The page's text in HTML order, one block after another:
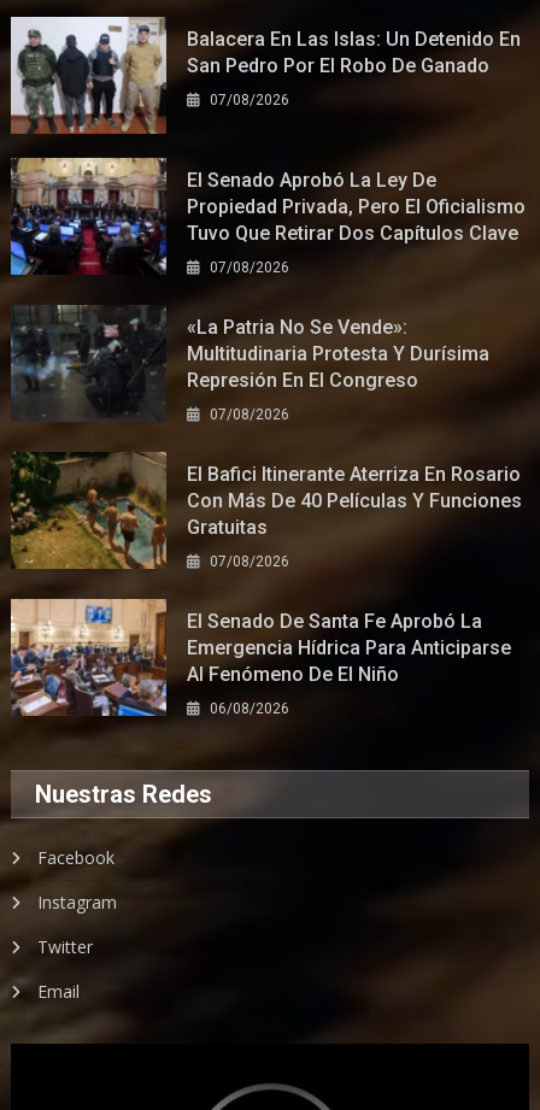
Balacera En Las Islas: Un Detenido En
San Pedro Por El Robo De Ganado
07/08/2026
El Senado Aprobó La Ley De
Propiedad Privada, Pero El Oficialismo
Tuvo Que Retirar Dos Capítulos Clave
07/08/2026
«La Patria No Se Vende»:
Multitudinaria Protesta Y Durísima
Represión En El Congreso
07/08/2026
El Bafici Itinerante Aterriza En Rosario
Con Más De 40 Películas Y Funciones
Gratuitas
07/08/2026
El Senado De Santa Fe Aprobó La
Emergencia Hídrica Para Anticiparse
Al Fenómeno De El Niño
06/08/2026
Nuestras Redes
Facebook
Instagram
Twitter
Email